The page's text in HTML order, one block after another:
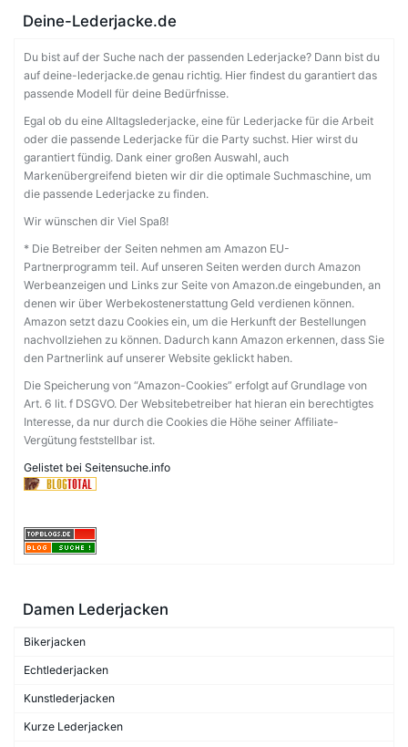
Deine-Lederjacke.de
Du bist auf der Suche nach der passenden Lederjacke? Dann bist du
auf deine-lederjacke.de genau richtig. Hier findest du garantiert das
passende Modell für deine Bedürfnisse.
Egal ob du eine Alltagslederjacke, eine für Lederjacke für die Arbeit
oder die passende Lederjacke für die Party suchst. Hier wirst du
garantiert fündig. Dank einer großen Auswahl, auch
Markenübergreifend bieten wir dir die optimale Suchmaschine, um
die passende Lederjacke zu finden.
Wir wünschen dir Viel Spaß!
* Die Betreiber der Seiten nehmen am Amazon EU-
Partnerprogramm teil. Auf unseren Seiten werden durch Amazon
Werbeanzeigen und Links zur Seite von Amazon.de eingebunden, an
denen wir über Werbekostenerstattung Geld verdienen können.
Amazon setzt dazu Cookies ein, um die Herkunft der Bestellungen
nachvollziehen zu können. Dadurch kann Amazon erkennen, dass Sie
den Partnerlink auf unserer Website geklickt haben.
Die Speicherung von “Amazon-Cookies” erfolgt auf Grundlage von
Art. 6 lit. f DSGVO. Der Websitebetreiber hat hieran ein berechtigtes
Interesse, da nur durch die Cookies die Höhe seiner Affiliate-
Vergütung feststellbar ist.
Gelistet bei Seitensuche.info
Damen Lederjacken
Bikerjacken
Echtlederjacken
Kunstlederjacken
Kurze Lederjacken